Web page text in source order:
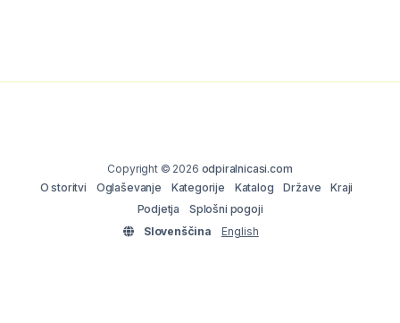
Copyright © 2026 odpiralnicasi.com
O storitvi
Oglaševanje Kategorije Katalog Države
Kraji
Podjetja
Splošni pogoji
Slovenščina
English